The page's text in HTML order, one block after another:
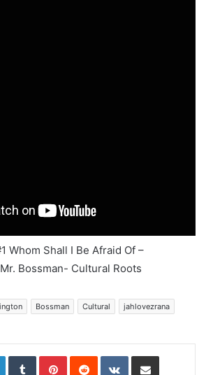
Whom Shall I Be Afraid Of –
Bossman- Cultural Roots
Bossman Cultural
jahlovezrana
LinkedInTumblrPinterestReddit VKontakteShare via Email